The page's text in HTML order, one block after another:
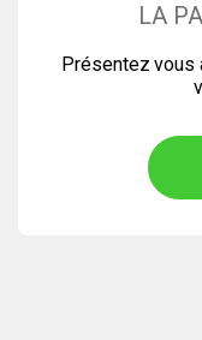
LA
Présentez